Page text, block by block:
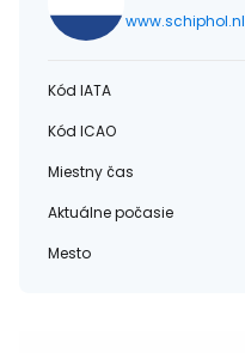
www.schiphol.nl
Kód IATA
Kód ICAO
Miestny čas
Aktuálne počasie
Mesto